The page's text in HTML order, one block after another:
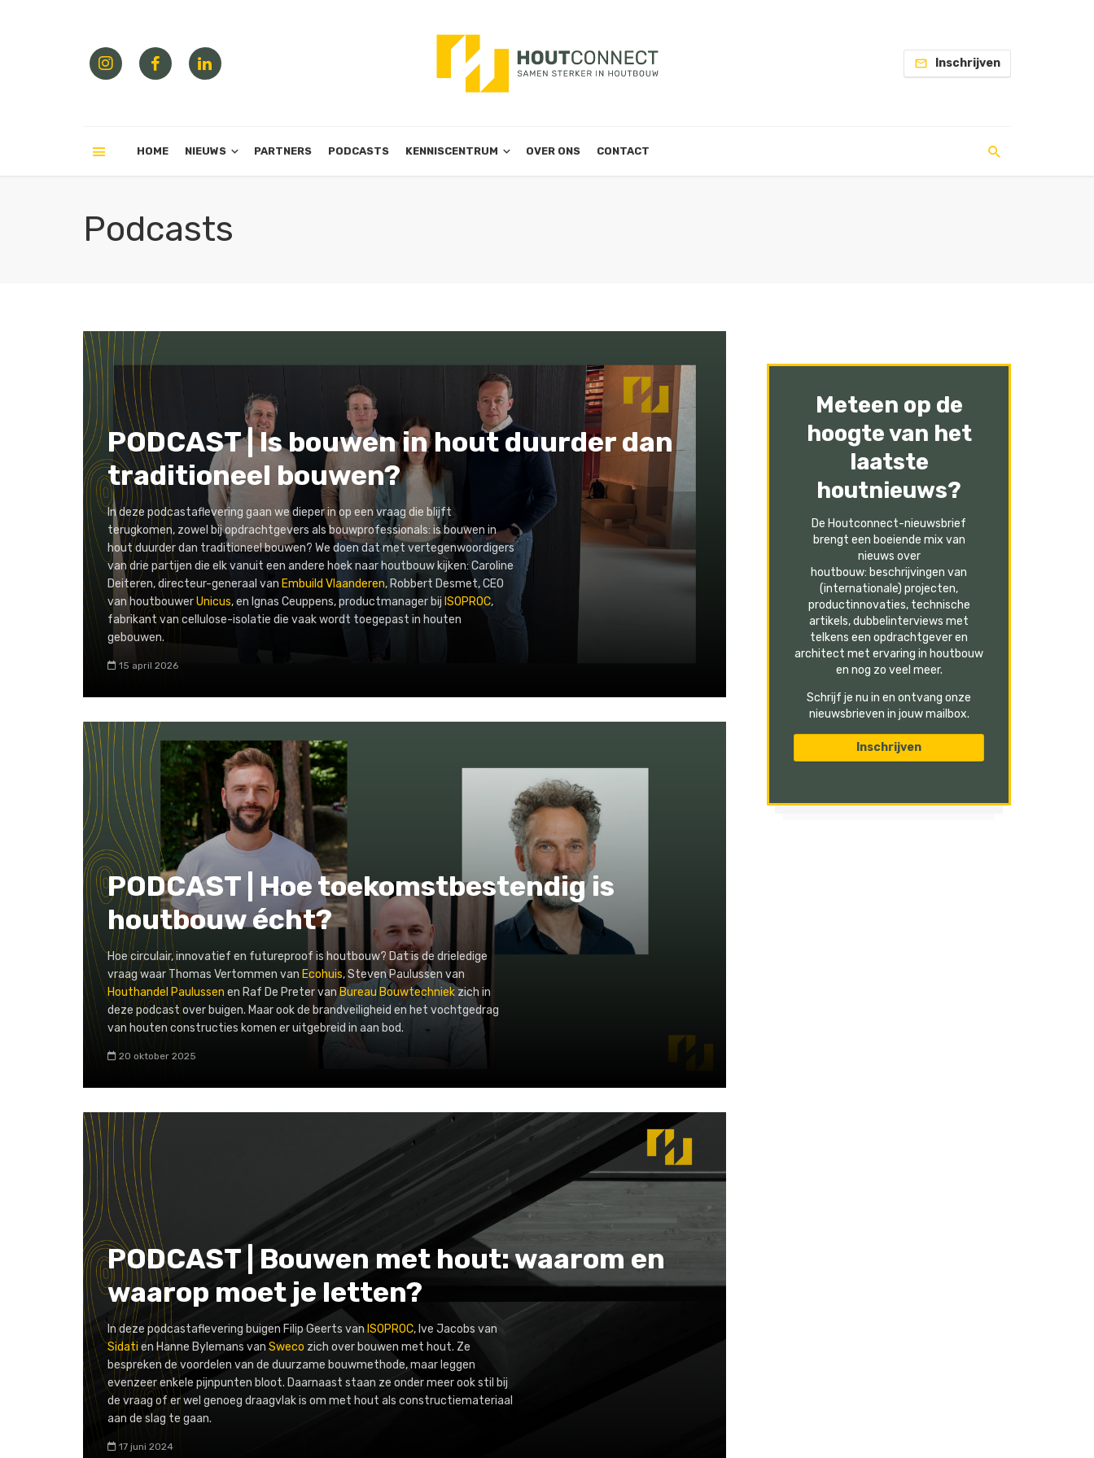
Inschrijven
HOME NIEUWS PARTNERS PODCASTS KENNISCENTRUM OVER ONS CONTACT
Podcasts
PODCAST | Is bouwen in hout duurder dan
traditioneel bouwen?
In deze podcastaflevering gaan we dieper in op een vraag die blijft
terugkomen, zowel bij opdrachtgevers als bouwprofessionals: is bouwen in
hout duurder dan traditioneel bouwen? We doen dat met vertegenwoordigers
van drie partijen die elk vanuit een andere hoek naar houtbouw kijken: Caroline
Deiteren, directeur-generaal van Embuild Vlaanderen, Robbert Desmet, CEO
van houtbouwerUnicus, en Ignas Ceuppens, productmanager bij ISOPROC,
fabrikant van cellulose-isolatie die vaak wordt toegepast in houten
gebouwen.
15 april 2026
PODCAST | Hoe toekomstbestendig is
houtbouw écht?
Hoe circulair, innovatief en futureproof is houtbouw? Dat is de drieledige
vraag waar Thomas Vertommen van Ecohuis, Steven Paulussen van
Houthandel Paulussen en Raf De Preter vanBureau Bouwtechniek zich in
deze podcast over buigen. Maar ook de brandveiligheid en het vochtgedrag
van houten constructies komen er uitgebreid in aan bod.
20 oktober 2025
PODCAST | Bouwen met hout: waarom en
waarop moet je letten?
In deze podcastaflevering buigen Filip Geerts vanISOPROC, Ive Jacobs van
Sidatien Hanne Bylemans vanSweco zich over bouwen met hout. Ze
bespreken de voordelen van de duurzame bouwmethode, maar leggen
evenzeer enkele pijnpunten bloot. Daarnaast staan ze onder meer ook stil bij
de vraag of er wel genoeg draagvlak is om met hout als constructiemateriaal
aan de slag te gaan.
17 juni 2024
Meteen op de
hoogte van het
laatste
houtnieuws?
De Houtconnect-nieuwsbrief
brengt een boeiende mix van
nieuws over
houtbouw: beschrijvingen van
(internationale) projecten,
productinnovaties, technische
artikels, dubbelinterviews met
telkens een opdrachtgever en
architect met ervaring in houtbouw
en nog zo veel meer.
Schrijf je nu in en ontvang onze
nieuwsbrieven in jouw mailbox.